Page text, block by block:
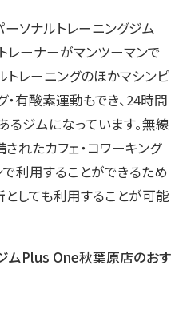
ソナルトレーニングジム
レーナーがマンツーマンで
レーニングのほかマシンピ
・有酸素運動もでき、24時間
ジムになっています。無線
れたカフェ・コワーキング
利用することができるため
しても利用することが可能
ムPlus One秋葉原店のおす